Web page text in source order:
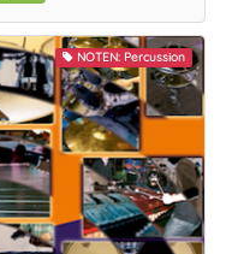
NOTEN: Percussion